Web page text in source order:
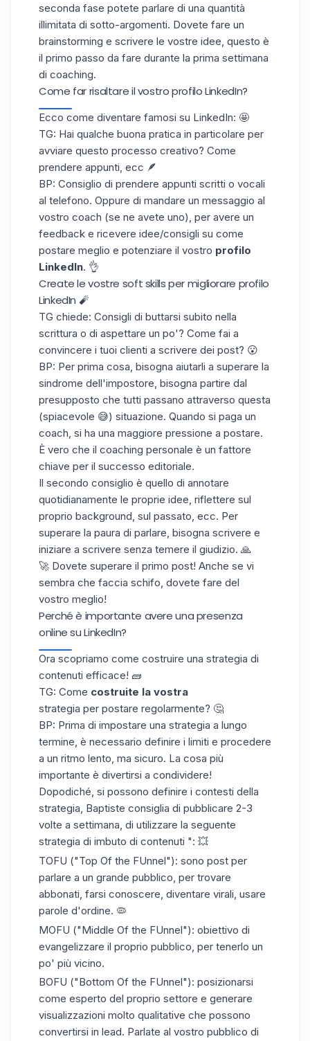
seconda fase potete parlare di una quantità
illimitata di sotto-argomenti. Dovete fare un
brainstorming e scrivere le vostre idee, questo è
il primo passo da fare durante la prima settimana
di coaching.
Come far risaltare il vostro profilo LinkedIn?
Ecco come diventare famosi su LinkedIn: 🤩
TG: Hai qualche buona pratica in particolare per
avviare questo processo creativo? Come
prendere appunti, ecc 🪶
BP: Consiglio di prendere appunti scritti o vocali
al telefono. Oppure di mandare un messaggio al
vostro coach (se ne avete uno), per avere un
feedback e ricevere idee/consigli su come
postare meglio e potenziare il vostro profilo
LinkedIn. 👌
Create le vostre soft skills per migliorare profilo
LinkedIn 🧨
TG chiede: Consigli di buttarsi subito nella
scrittura o di aspettare un po'? Come fai a
convincere i tuoi clienti a scrivere dei post? 😮
BP: Per prima cosa, bisogna aiutarli a superare la
sindrome dell'impostore, bisogna partire dal
presupposto che tutti passano attraverso questa
(spiacevole 😅) situazione. Quando si paga un
coach, si ha una maggiore pressione a postare.
È vero che il coaching personale è un fattore
chiave per il successo editoriale.
Il secondo consiglio è quello di annotare
quotidianamente le proprie idee, riflettere sul
proprio background, sul passato, ecc. Per
superare la paura di parlare, bisogna scrivere e
iniziare a scrivere senza temere il giudizio. 🙏
🚀 Dovete superare il primo post! Anche se vi
sembra che faccia schifo, dovete fare del
vostro meglio!
Perché è importante avere una presenza
online su LinkedIn?
Ora scopriamo come costruire una strategia di
contenuti efficace! 🧱
TG: Come costruite la vostra
strategia per postare regolarmente? 🤔
BP: Prima di impostare una strategia a lungo
termine, è necessario definire i limiti e procedere
a un ritmo lento, ma sicuro. La cosa più
importante è divertirsi a condividere!
Dopodiché, si possono definire i contesti della
strategia, Baptiste consiglia di pubblicare 2-3
volte a settimana, di utilizzare la seguente
strategia di imbuto di contenuti ": 💥
TOFU ("Top Of the FUnnel"): sono post per
parlare a un grande pubblico, per trovare
abbonati, farsi conoscere, diventare virali , usare
parole d'ordine. 🦠
MOFU ("Middle Of the FUnnel"): obiettivo di
evangelizzare il proprio pubblico, per tenerlo un
po' più vicino.
BOFU ("Bottom Of the FUnnel"): posizionarsi
come esperto del proprio settore e generare
visualizzazioni molto qualitative che possono
convertirsi in lead. Parlate al vostro pubblico di